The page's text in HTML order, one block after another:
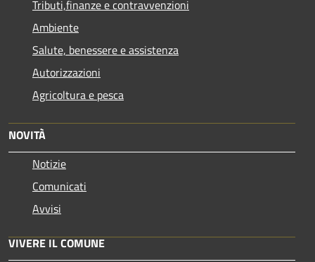
Tributi,finanze e contravvenzioni
Ambiente
Salute, benessere e assistenza
Autorizzazioni
Agricoltura e pesca
NOVITÀ
Notizie
Comunicati
Avvisi
VIVERE IL COMUNE